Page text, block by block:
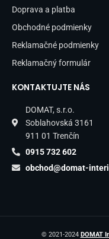
Doprava a platba
Obchodné podmienky
Reklamačné podmienky
Reklamačný formulár
KONTAKTUJTE NÁS
DOMAT, s.r.o.
Soblahovská 3161
911 01 Trenčín
0915 732 602
obchod@domat-
© 2021-2024 DOMAT